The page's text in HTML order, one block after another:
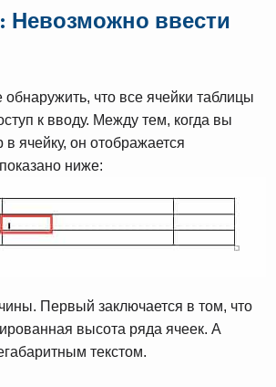
Невозможно ввести
что все ячейки таблицы
к вводу. Между тем, когда вы
ячейку, он отображается
ниже:
Первый заключается в том, что
высота ряда ячеек. А
текстом.